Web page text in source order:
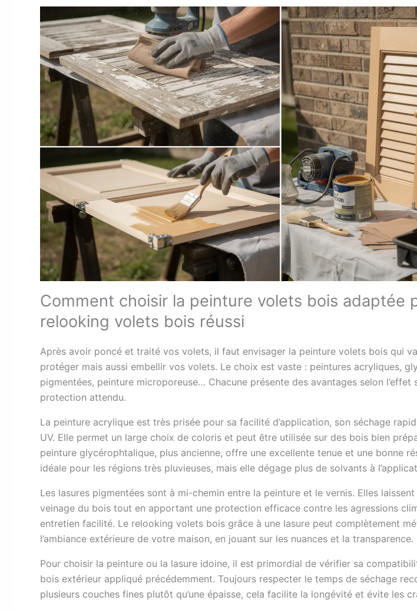
Comment choisir la peinture volets bois adaptée
relooking volets bois réussi
Après avoir poncé et traité vos volets, il faut envisager la peinture volets bois qui
protéger mais aussi embellir vos volets. Le choix est vaste : peintures acryliques,
pigmentées, peinture microporeuse… Chacune présente des avantages selon l’effet
protection attendu.
La peinture acrylique est très prisée pour sa facilité d’application, son séchage
UV. Elle permet un large choix de coloris et peut être utilisée sur des bois bien
peinture glycérophtalique, plus ancienne, offre une excellente tenue et une bonne
idéale pour les régions très pluvieuses, mais elle dégage plus de solvants à
Les lasures pigmentées sont à mi-chemin entre la peinture et le vernis. Elles
veinage du bois tout en apportant une protection efficace contre les agressions
entretien facilité. Le relooking volets bois grâce à une lasure peut complètement
l’ambiance extérieure de votre maison, en jouant sur les nuances et la transparence.
Pour choisir la peinture ou la lasure idoine, il est primordial de vérifier sa
bois extérieur appliqué précédemment. Toujours respecter le temps de séchage
plusieurs couches fines plutôt qu’une épaisse, cela facilite la longévité et évite les